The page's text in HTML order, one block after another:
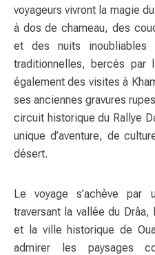
voyageurs vivront la magie
à dos de chameau, des
et des nuits inoubliables
traditionnelles, bercés par
également des visites à
ses anciennes gravures
circuit historique du Rallye
unique d’aventure, de
désert.
Le voyage s’achève par
traversant la vallée du Drâa,
et la ville historique de
admirer les paysages